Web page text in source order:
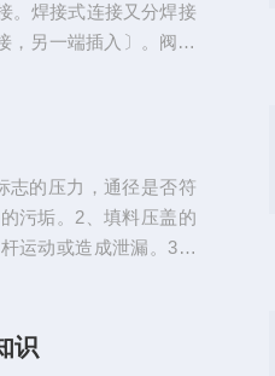
。焊接式连接又分焊接
，另一端插入〕。阀门
害介质中作为安全设
志的压力，通径是否符
污垢。2、填料压盖的
运动或造成泄漏。3、
，但需便于操作的检
识